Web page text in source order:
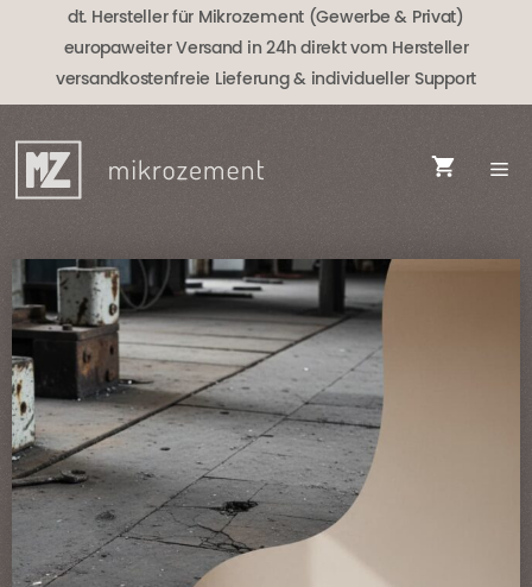
dt. Hersteller für Mikrozement (Gewerbe & Privat)
europaweiter Versand in 24h direkt vom Hersteller
versandkostenfreie Lieferung& individueller Support